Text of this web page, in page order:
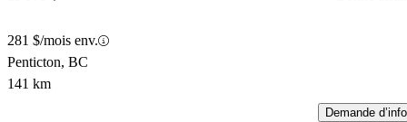
281 $/mois env.
Penticton, BC
141 km
Demande d’info